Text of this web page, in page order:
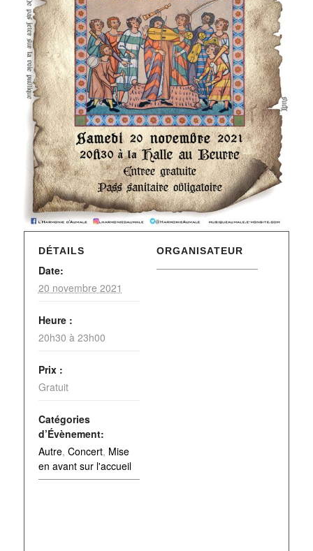
DÉTAILS
Date:
20 novembre 2021
Heure :
20h30 à 23h00
Prix :
Gratuit
Catégories
d’Évènement:
Autre, Concert, Mise
en avant sur l'accueil
ORGANISATEUR